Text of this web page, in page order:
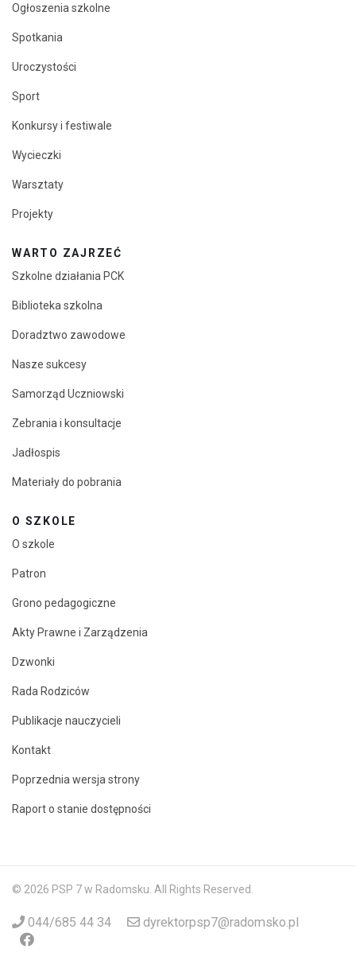
Ogłoszenia szkolne
Spotkania
Uroczystości
Sport
Konkursy i festiwale
Wycieczki
Warsztaty
Projekty
WARTO ZAJRZEĆ
Szkolne działania PCK
Biblioteka szkolna
Doradztwo zawodowe
Nasze sukcesy
Samorząd Uczniowski
Zebrania i konsultacje
Jadłospis
Materiały do pobrania
O SZKOLE
O szkole
Patron
Grono pedagogiczne
Akty Prawne i Zarządzenia
Dzwonki
Rada Rodziców
Publikacje nauczycieli
Kontakt
Poprzednia wersja strony
Raport o stanie dostępności
© 2026 PSP 7 w Radomsku. All Rights Reserved.
044/685 44 34 dyrektorpsp7@radomsko.pl